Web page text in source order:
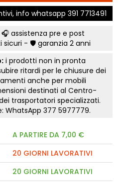
info whatsapp 391 7713491
assistenza pre e post
sicuri - 🛡️ garanzia 2 anni
i prodotti non in pronta
ritardi per le chiusure dei
anche per mobili
destinati al Centro-
trasportatori specializzati.
WhatsApp 377 5977779.
A PARTIRE DA 7,00 €
20 GIORNI LAVORATIVI
20 GIORNI LAVORATIVI